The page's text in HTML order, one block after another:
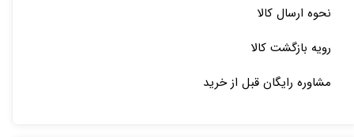
نحوه ارسال کالا
رویه بازگشت کالا
مشاوره رایگان قبل از خرید